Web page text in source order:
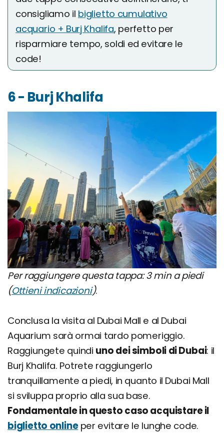
consigliamo il biglietto cumulativo
acquario + Burj Khalifa, perfetto per
risparmiare tempo, soldi ed evitare le
code!
6 - Burj Khalifa
Per raggiungere questa tappa: 3 min a piedi
(Ottieni indicazioni).
Conclusa la visita al Dubai Mall e al Dubai
Aquarium sarà ormai tardo pomeriggio.
Raggiungete quindi uno dei simboli di Dubai: il
Burj Khalifa. Potrete raggiungerlo
tranquillamente a piedi, in quanto il Dubai Mall
si sviluppa proprio alla sua base.
Fondamentale in questo caso acquistare il
biglietto onlineper evitare le lunghe code.